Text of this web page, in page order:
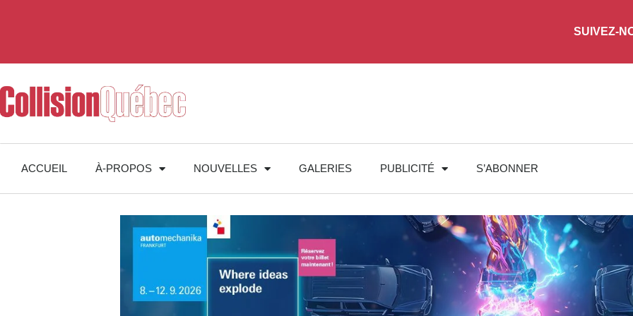
SUIVEZ-
ACCUEIL À-PROPOS NOUVELLES GALERIES PUBLICITÉ S’ABONNER